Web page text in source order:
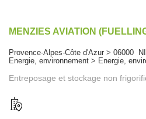
MENZIES AVIATION
Provence-Alpes-Côte d'Azur > 06000
Energie, environnement > Energie,
Entreposage et stockage non